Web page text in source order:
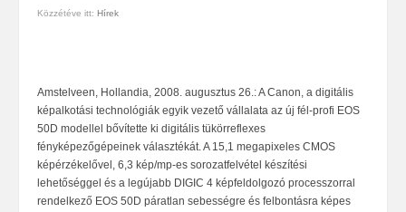
Közzétéve itt: Hírek
Amstelveen, Hollandia, 2008. augusztus 26.: A Canon, a digitális
képalkotási technológiák egyik vezető vállalata az új fél-profi EOS
50D modellel bővítette ki digitális tükörreflexes
fényképezőgépeinek választékát. A 15,1 megapixeles CMOS
képérzékelővel, 6,3 kép/mp-es sorozatfelvétel készítési
lehetőséggel és a legújabb DIGIC 4 képfeldolgozó processzorral
rendelkező EOS 50D páratlan sebességre és felbontásra képes